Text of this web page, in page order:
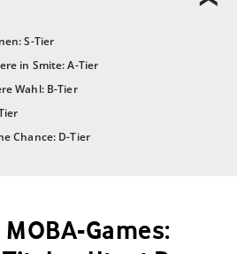
S-Tier
in Smite: A-Tier
Wahl: B-Tier
Chance: D-Tier
Games: